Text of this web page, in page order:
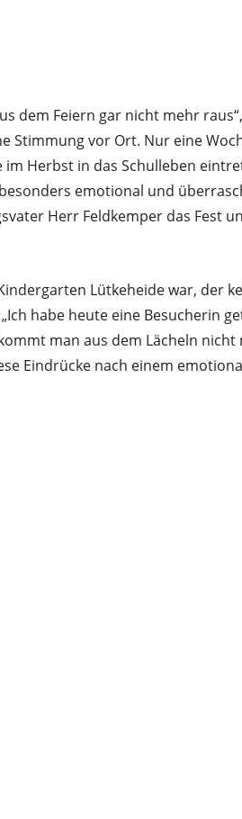
dem Feiern gar nicht mehr
Stimmung vor Ort. Nur eine
Herbst in das Schulleben
emotional und
Herr Feldkemper das Fest
Lütkeheide war, der
habe heute eine Besucherin
man aus dem Lächeln
Eindrücke nach einem